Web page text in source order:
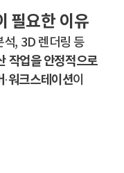
필요한 이유
, 3D 렌더링 등
작업을 안정적으로
워크스테이션이